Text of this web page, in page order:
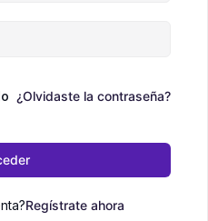
¿Olvidaste la contraseña?
Regístrate ahora